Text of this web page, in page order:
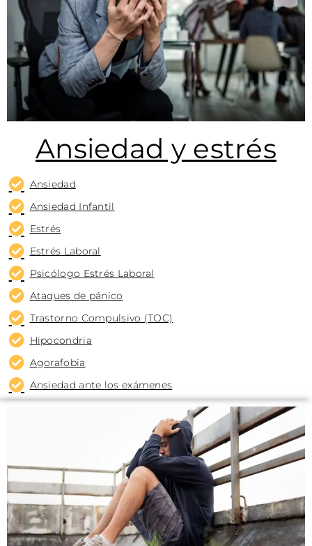
Ansiedad y estrés
Ansiedad
Ansiedad Infantil
Estrés
Estrés Laboral
Psicólogo Estrés Laboral
Ataques de pánico
Trastorno Compulsivo (TOC)
Hipocondria
Agorafobia
Ansiedad ante los exámenes